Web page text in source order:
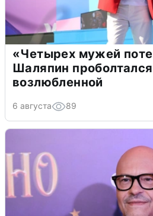
«Четырех мужей
Шаляпин
возлюбленной
6 августа 89